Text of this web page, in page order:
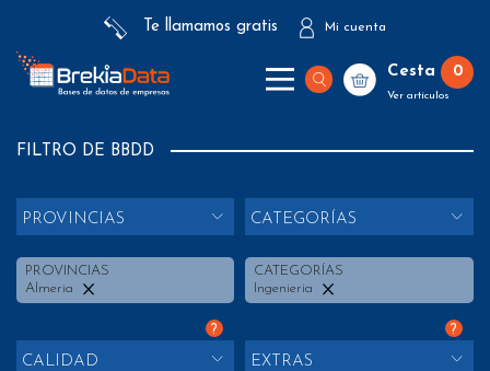
Te llamamos gratis Mi cuenta
Cesta 0
Ver artículos
FILTRO DE BBDD
PROVINCIAS
PROVINCIAS
Almeria
CATEGORÍAS
CATEGORÍAS
Ingenieria
?
CALIDAD
?
EXTRAS